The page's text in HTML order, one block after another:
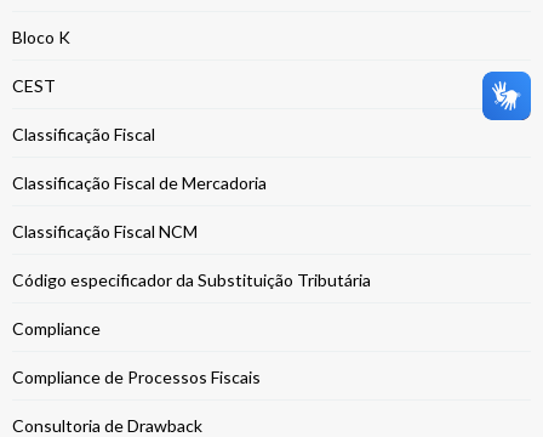
Bloco K
CEST
Classificação Fiscal
Classificação Fiscal de Mercadoria
Classificação Fiscal NCM
Código especificador da Substituição Tributária
Compliance
Compliance de Processos Fiscais
Consultoria de Drawback